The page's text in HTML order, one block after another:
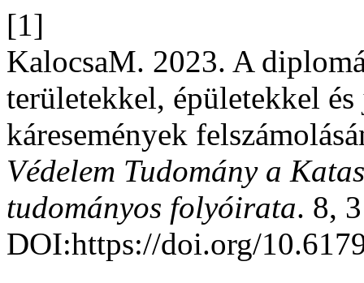
[1]
KalocsaM. 2023. A
területekkel, épületekkel
káresemények
Védelem Tudomány a
tudományos folyóirata. 8,
DOI:https://doi.org/